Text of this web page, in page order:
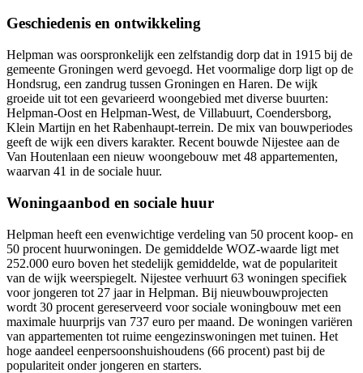
Geschiedenis en ontwikkeling
Helpman was oorspronkelijk een zelfstandig dorp dat in 1915 bij de
gemeente Groningen werd gevoegd. Het voormalige dorp ligt op de
Hondsrug, een zandrug tussen Groningen en Haren. De wijk
groeide uit tot een gevarieerd woongebied met diverse buurten:
Helpman-Oost en Helpman-West, de Villabuurt, Coendersborg,
Klein Martijn en het Rabenhaupt-terrein. De mix van bouwperiodes
geeft de wijk een divers karakter. Recent bouwde Nijestee aan de
Van Houtenlaan een nieuw woongebouw met 48 appartementen,
waarvan 41 in de sociale huur.
Woningaanbod en sociale huur
Helpman heeft een evenwichtige verdeling van 50 procent koop- en
50 procent huurwoningen. De gemiddelde WOZ-waarde ligt met
252.000 euro boven het stedelijk gemiddelde, wat de populariteit
van de wijk weerspiegelt. Nijestee verhuurt 63 woningen specifiek
voor jongeren tot 27 jaar in Helpman. Bij nieuwbouwprojecten
wordt 30 procent gereserveerd voor sociale woningbouw met een
maximale huurprijs van 737 euro per maand. De woningen variëren
van appartementen tot ruime eengezinswoningen met tuinen. Het
hoge aandeel eenpersoonshuishoudens (66 procent) past bij de
populariteit onder jongeren en starters.